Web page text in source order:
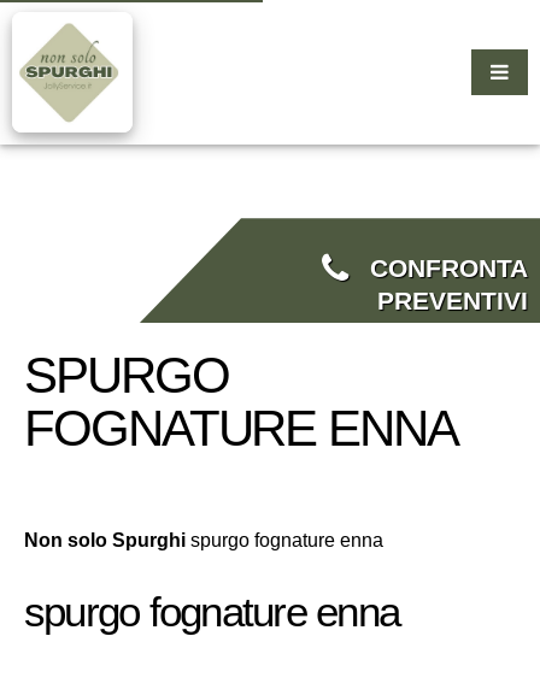
CONFRONTA
PREVENTIVI
SPURGO
FOGNATURE ENNA
Non solo Spurghi spurgo fognature enna
spurgo fognature enna